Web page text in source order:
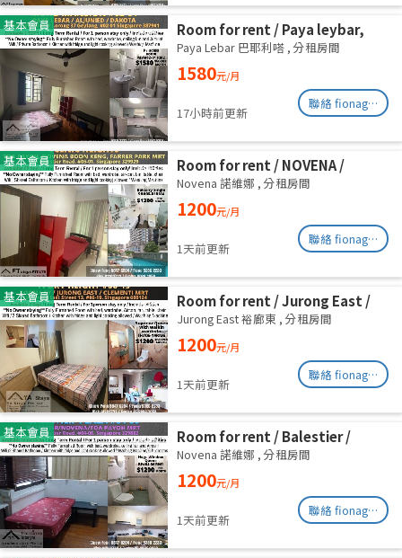
基本會員
Room for rent / Paya leybar,
Dakota / Master room / 1pax
stay / Available 2 Sept
Paya Lebar 巴耶利嗒 , 分租房間
1580元/月
17小時前更新
聯絡 fionag@transinex.com.sg
基本會員
Room for rent / NOVENA /
Common room / 1pax stay /
Available Sept 2
Novena 諾維娜 , 分租房間
1200元/月
1天前更新
聯絡 fionag@transinex.com.sg
基本會員
Room for rent / Jurong East /
Common room / 1pax stay /
Available 2 Sept
Jurong East 裕廊東 , 分租房間
1200元/月
1天前更新
聯絡 fionag@transinex.com.sg
基本會員
Room for rent / Balestier /
Common room / 1pax stay /
Available Immediately
Novena 諾維娜 , 分租房間
1200元/月
1天前更新
聯絡 fionag@transinex.com.sg